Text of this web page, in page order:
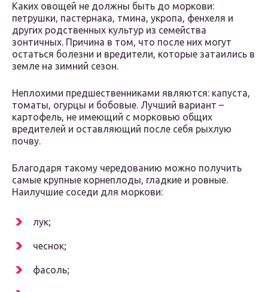
Каких овощей не должны быть до моркови:
петрушки, пастернака, тмина, укропа, фенхеля и
других родственных культур из семейства
зонтичных. Причина в том, что после них могут
остаться болезни и вредители, которые затаились в
земле на зимний сезон.
Неплохими предшественниками являются: капуста,
томаты, огурцы и бобовые. Лучший вариант –
картофель, не имеющий с морковью общих
вредителей и оставляющий после себя рыхлую
почву.
Благодаря такому чередованию можно получить
самые крупные корнеплоды, гладкие и ровные.
Наилучшие соседи для моркови:
лук;
чеснок;
фасоль;